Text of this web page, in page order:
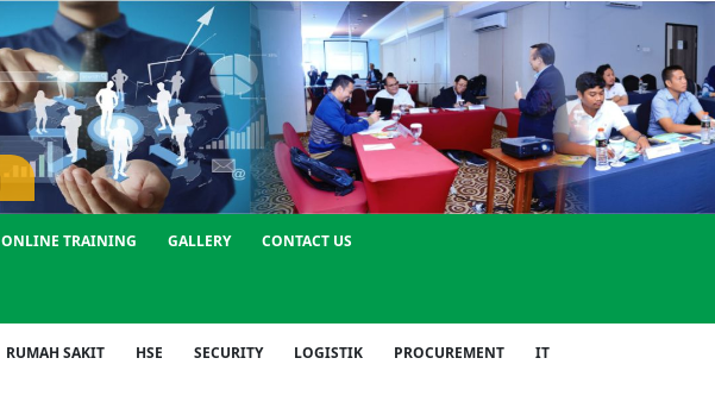
ONLINE TRAINING GALLERY CONTACT US
RUMAH SAKIT HSE SECURITY LOGISTIK PROCUREMENT IT